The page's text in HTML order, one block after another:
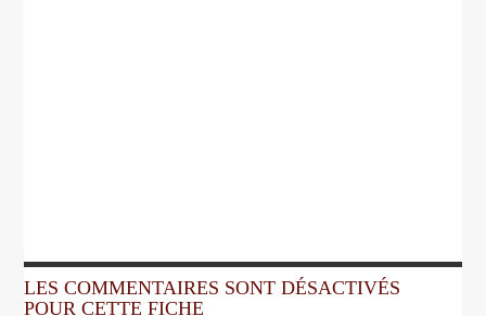
LES COMMENTAIRES SONT DÉSACTIVÉS
POUR CETTE FICHE